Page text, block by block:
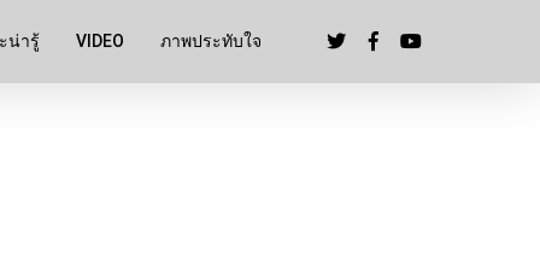
น่ารู้ VIDEO ภาพประทับใจ